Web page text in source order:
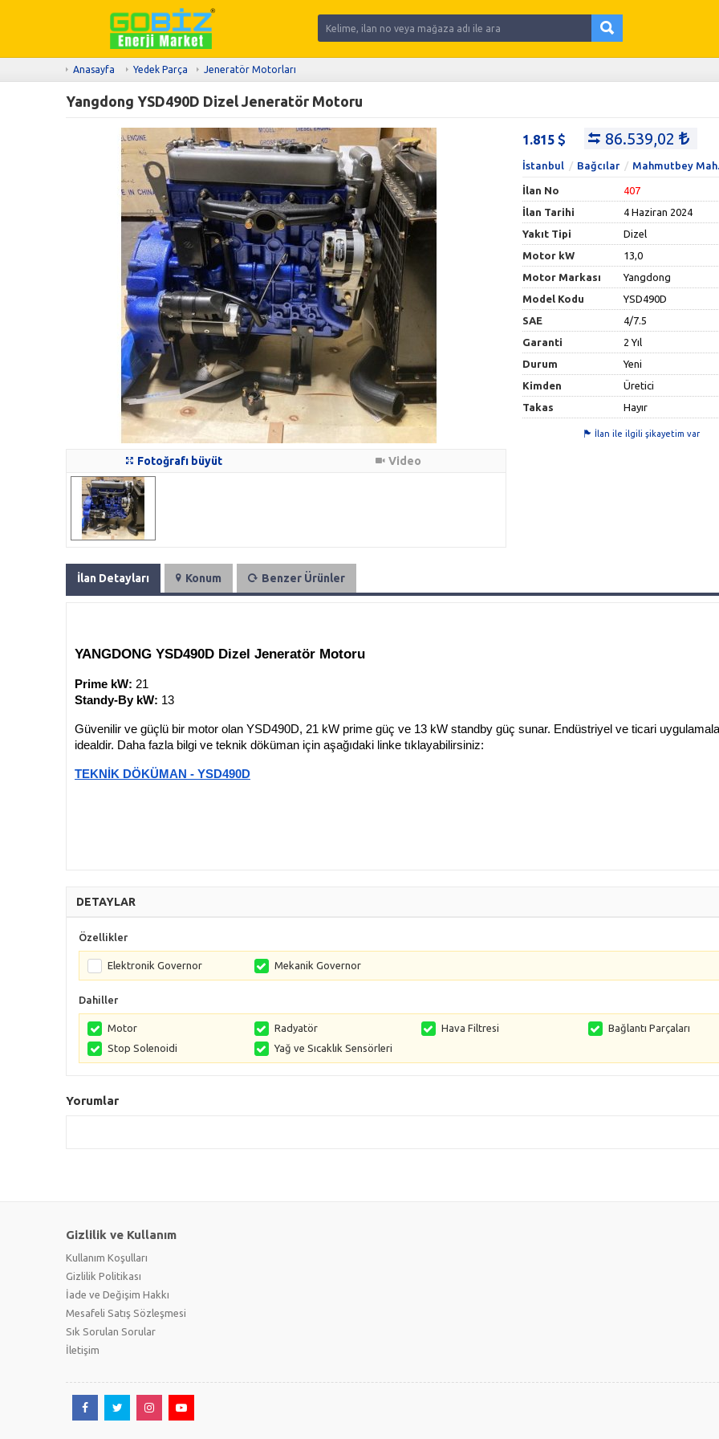
Anasayfa Yedek Parça Jeneratör Motorları
Yangdong YSD490D Dizel Jeneratör Motoru
Fotoğrafı büyüt Video
1.815 86.539,02
İstanbul Bağcılar Mahmutbey
İlan No
407
İlan Tarihi
4 Haziran 2024
Yakıt Tipi
Dizel
Motor kW
13,0
Motor Markası
Yangdong
Model Kodu
YSD490D
SAE
4/7.5
Garanti
2 Yıl
Durum
Yeni
Kimden
Üretici
Takas
Hayır
İlan ile ilgili şikayetim var
İlan Detayları Konum Benzer Ürünler
YANGDONG YSD490D Dizel Jeneratör Motoru
Prime kW: 21
Standy-By kW: 13
Güvenilir ve güçlü bir motor olan YSD490D, 21 kW prime güç ve 13 kW standby güç sunar. Endüstriyel ve ticari
idealdir. Daha fazla bilgi ve teknik döküman için aşağıdaki linke tıklayabilirsiniz:
TEKNİK DÖKÜMAN - YSD490D
DETAYLAR
Özellikler
Elektronik Governor Mekanik Governor
Dahiller
Motor Radyatör Hava Filtresi
Bağlantı Parçaları
Stop Solenoidi
Yağ ve Sıcaklık Sensörleri
Yorumlar
Gizlilik ve Kullanım
Kullanım Koşulları
Gizlilik Politikası
İade ve Değişim Hakkı
Mesafeli Satış Sözleşmesi
Sık Sorulan Sorular
İletişim